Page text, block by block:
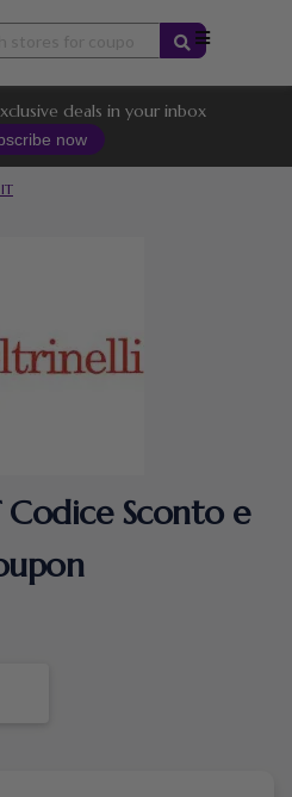
Skip
content
deals in your inbox
now
Codice Sconto e